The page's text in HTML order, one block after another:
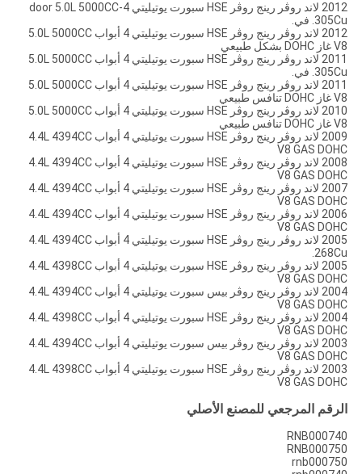
2012 لاند روڤر رينج روڤر HSE سبورت يوتيليتي 4-door 5.0L 5000CC
305Cu. في.
2012 لاند روڤر رينج روڤر HSE سبورت يوتيليتي 4 أبواب 5.0L 5000CC
V8 غاز DOHC بشكل طبيعي
2011 لاند روڤر رينج روڤر HSE سبورت يوتيليتي 4 أبواب 5.0L 5000CC
305Cu. في.
2011 لاند روڤر رينج روڤر HSE سبورت يوتيليتي 4 أبواب 5.0L 5000CC
V8 غاز DOHC تنافس طبيعي
2010 لاند روڤر رينج روڤر HSE سبورت يوتيليتي 4 أبواب 5.0L 5000CC
V8 غاز DOHC تنافس طبيعي
2009 لاند روڤر رينج روڤر HSE سبورت يوتيليتي 4 أبواب 4.4L 4394CC
V8 GAS DOHC
2008 لاند روڤر رينج روڤر HSE سبورت يوتيليتي 4 أبواب 4.4L 4394CC
V8 GAS DOHC
2007 لاند روڤر رينج روڤر HSE سبورت يوتيليتي 4 أبواب 4.4L 4394CC
V8 GAS DOHC
2006 لاند روڤر رينج روڤر HSE سبورت يوتيليتي 4 أبواب 4.4L 4394CC
V8 GAS DOHC
2005 لاند روڤر رينج روڤر HSE سبورت يوتيليتي 4 أبواب 4.4L 4394CC
268Cu.
2005 لاند روڤر رينج روڤر HSE سبورت يوتيليتي 4 أبواب 4.4L 4398CC
V8 GAS DOHC
2004 لاند روڤر رينج روڤر بيس سبورت يوتيليتي 4 أبواب 4.4L 4394CC
V8 GAS DOHC
2004 لاند روڤر رينج روڤر HSE سبورت يوتيليتي 4 أبواب 4.4L 4398CC
V8 GAS DOHC
2003 لاند روڤر رينج روڤر بيس سبورت يوتيليتي 4 أبواب 4.4L 4394CC
V8 GAS DOHC
2003 لاند روڤر رينج روڤر HSE سبورت يوتيليتي 4 أبواب 4.4L 4398CC
V8 GAS DOHC
الرقم المرجعي للمصنع الأصلي
RNB000740
RNB000750
rnb000750